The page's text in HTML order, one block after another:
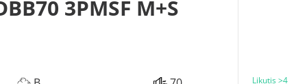
3PMSF M+S
Likutis >4